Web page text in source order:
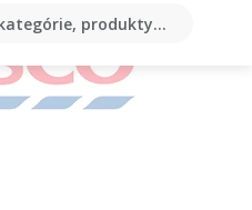
produkty...